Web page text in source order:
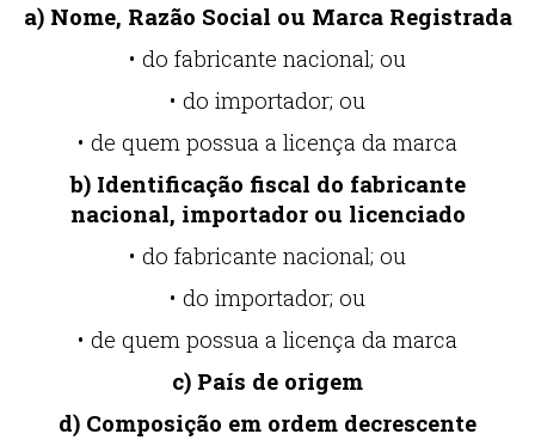
a) Nome, Razão Social ou Marca Registrada
• do fabricante nacional; ou
• do importador; ou
• de quem possua a licença da marca
b) Identificação fiscal do fabricante
nacional, importador ou licenciado
• do fabricante nacional; ou
• do importador; ou
• de quem possua a licença da marca
c) País de origem
d) Composição em ordem decrescente